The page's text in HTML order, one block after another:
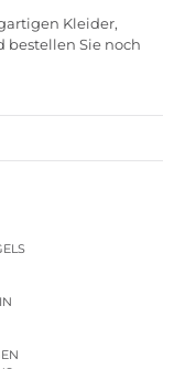
Kleider,
bestellen Sie noch